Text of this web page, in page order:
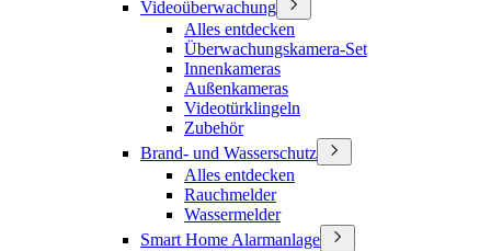
Videoüberwachung
Alles entdecken
Überwachungskamera-Set
Innenkameras
Außenkameras
Videotürklingeln
Zubehör
Brand- und Wasserschutz
Alles entdecken
Rauchmelder
Wassermelder
Smart Home Alarmanlage